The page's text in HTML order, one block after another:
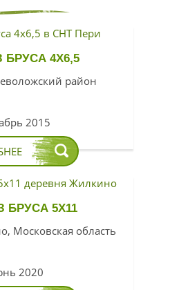
БРУСА 4Х6,5
район
2015
БРУСА 5Х11
Московская область
2020